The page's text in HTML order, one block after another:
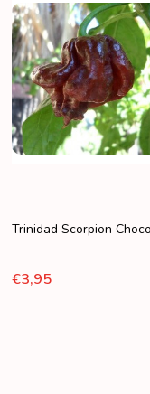
Trinidad Scorpion
€3,95